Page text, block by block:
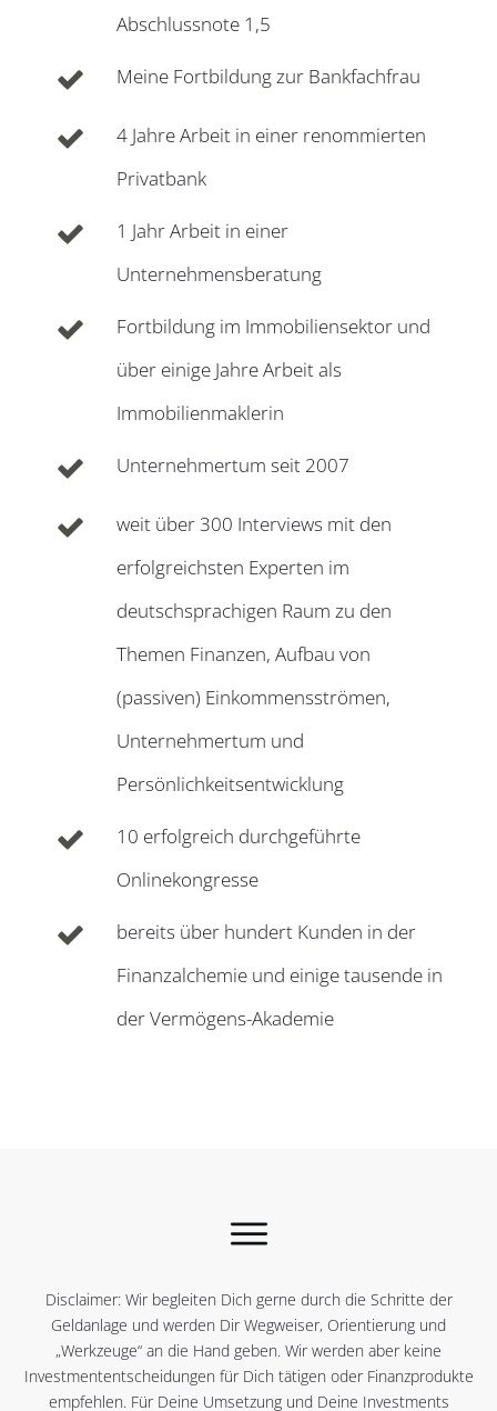
Abschlussnote 1,5
Meine Fortbildung zur Bankfachfrau
4 Jahre Arbeit in einer renommierten
Privatbank
1 Jahr Arbeit in einer
Unternehmensberatung
Fortbildung im Immobiliensektor und
über einige Jahre Arbeit als
Immobilienmaklerin
Unternehmertum seit 2007
weit über 300 Interviews mit den
erfolgreichsten Experten im
deutschsprachigen Raum zu den
Themen Finanzen, Aufbau von
(passiven) Einkommensströmen,
Unternehmertum und
Persönlichkeitsentwicklung
10 erfolgreich durchgeführte
Onlinekongresse
bereits über hundert Kunden in der
Finanzalchemie und einige tausende in
der Vermögens-Akademie
Disclaimer: Wir begleiten Dich gerne durch die Schritte der
Geldanlage und werden Dir Wegweiser, Orientierung und
„Werkzeuge“ an die Hand geben. Wir werden aber keine
Investmententscheidungen für Dich tätigen oder Finanzprodukte
empfehlen. Für Deine Umsetzung und Deine Investments